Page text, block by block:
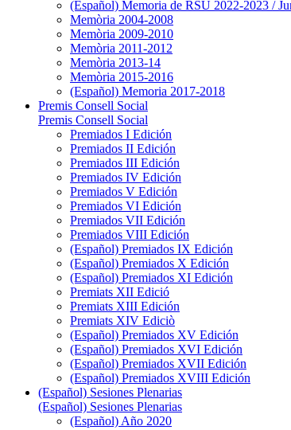
(Español) Memoria de RSU 2022-2023 /
Memòria 2004-2008
Memòria 2009-2010
Memòria 2011-2012
Memòria 2013-14
Memòria 2015-2016
(Español) Memoria 2017-2018
Premis Consell Social
Premis Consell Social
Premiados I Edición
Premiados II Edición
Premiados III Edición
Premiados IV Edición
Premiados V Edición
Premiados VI Edición
Premiados VII Edición
Premiados VIII Edición
(Español) Premiados IX Edición
(Español) Premiados X Edición
(Español) Premiados XI Edición
Premiats XII Edició
Premiats XIII Edición
Premiats XIV Ediciò
(Español) Premiados XV Edición
(Español) Premiados XVI Edición
(Español) Premiados XVII Edición
(Español) Premiados XVIII Edición
(Español) Sesiones Plenarias
(Español) Sesiones Plenarias
(Español) Año 2020